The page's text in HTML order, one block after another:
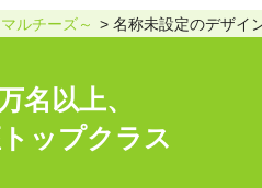
ルチーズ～ 名称未設定のデザイ
名以上、
ップクラス